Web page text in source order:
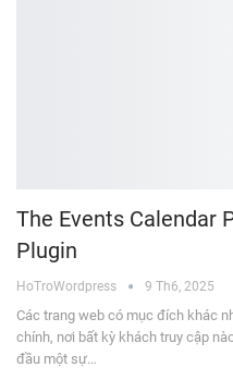
The Events Calendar
Plugin
HoTroWordpress 9 Th6, 2025
Các trang web có mục đích khác
chính, nơi bất kỳ khách truy cập
đầu một sự…